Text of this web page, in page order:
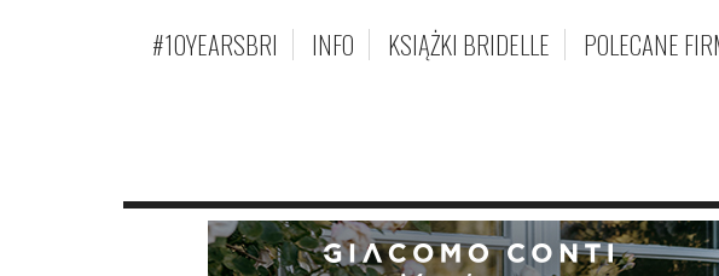
#10YEARSBRI INFO KSIĄŻKI BRIDELLE POLECANE